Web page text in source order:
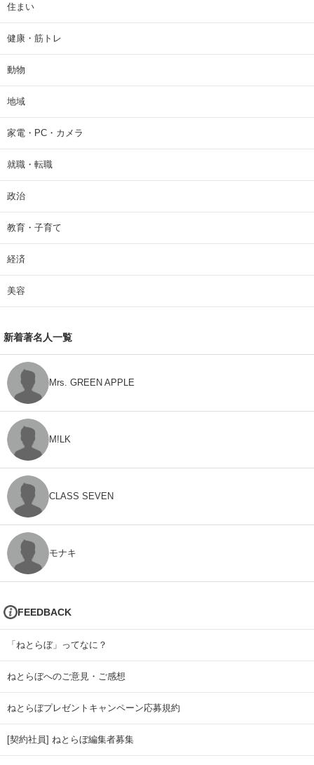
住まい
健康・筋トレ
動物
地域
家電・PC・カメラ
就職・転職
政治
教育・子育て
経済
美容
新着著名人一覧
Mrs. GREEN APPLE
M!LK
CLASS SEVEN
モナキ
FEEDBACK
「ねとらぼ」ってなに？
ねとらぼへのご意見・ご感想
ねとらぼプレゼントキャンペーン応募規約
[契約社員] ねとらぼ編集者募集